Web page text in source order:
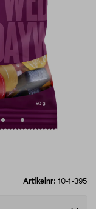
Artikelnr: 10-1-395